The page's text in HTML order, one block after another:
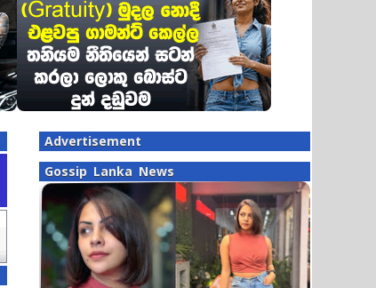
Advertisement
Gossip Lanka News